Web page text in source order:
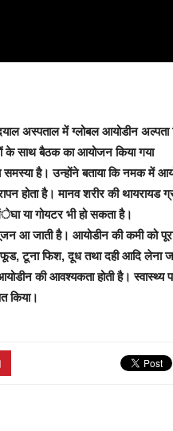
अस्पताल में ग्लोबल आयोडीन अल्पता
के साथ बैठक का आयोजन किया गया
समस्या है। उन्होंने बताया कि नमक में
होता है। मानव शरीर की थायरायड
या गोयटर भी हो सकता है।
सूजन आ जाती है। आयोडीन की कमी को
टूना फिश, दूध तथा दही आदि लेना
की आवश्यकता होती है। स्वास्थ्य
किया।